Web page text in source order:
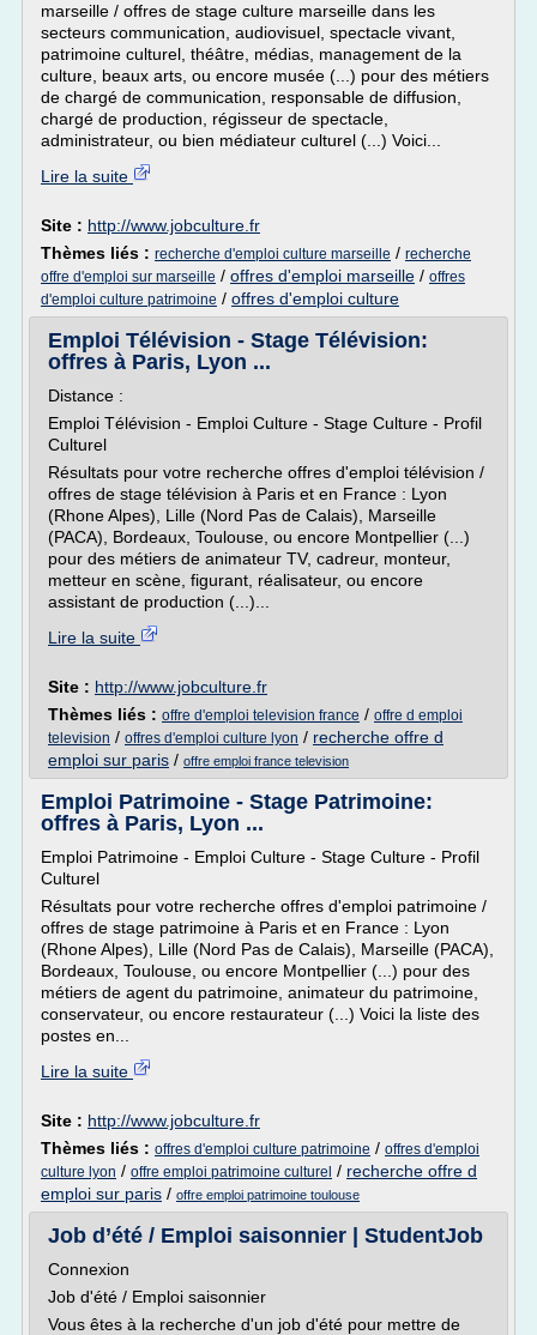
marseille / offres de stage culture marseille dans les
secteurs communication, audiovisuel, spectacle vivant,
patrimoine culturel, théâtre, médias, management de la
culture, beaux arts, ou encore musée (...) pour des métiers
de chargé de communication, responsable de diffusion,
chargé de production, régisseur de spectacle,
administrateur, ou bien médiateur culturel (...) Voici...
Lire la suite
Site : http://www.jobculture.fr
Thèmes liés : recherche d'emploi culture marseille / recherche
offre d'emploi sur marseille / offres d'emploi marseille / offres
d'emploi culture patrimoine / offres d'emploi culture
Emploi Télévision - Stage Télévision:
offres à Paris, Lyon ...
Distance :
Emploi Télévision - Emploi Culture - Stage Culture - Profil
Culturel
Résultats pour votre recherche offres d'emploi télévision /
offres de stage télévision à Paris et en France : Lyon
(Rhone Alpes), Lille (Nord Pas de Calais), Marseille
(PACA), Bordeaux, Toulouse, ou encore Montpellier (...)
pour des métiers de animateur TV, cadreur, monteur,
metteur en scène, figurant, réalisateur, ou encore
assistant de production (...)...
Lire la suite
Site : http://www.jobculture.fr
Thèmes liés : offre d'emploi television france / offre d emploi
television / offres d'emploi culture lyon / recherche offre d
emploi sur paris / offre emploi france television
Emploi Patrimoine - Stage Patrimoine:
offres à Paris, Lyon ...
Emploi Patrimoine - Emploi Culture - Stage Culture - Profil
Culturel
Résultats pour votre recherche offres d'emploi patrimoine /
offres de stage patrimoine à Paris et en France : Lyon
(Rhone Alpes), Lille (Nord Pas de Calais), Marseille (PACA),
Bordeaux, Toulouse, ou encore Montpellier (...) pour des
métiers de agent du patrimoine, animateur du patrimoine,
conservateur, ou encore restaurateur (...) Voici la liste des
postes en...
Lire la suite
Site : http://www.jobculture.fr
Thèmes liés : offres d'emploi culture patrimoine / offres d'emploi
culture lyon / offre emploi patrimoine culturel / recherche offre d
emploi sur paris / offre emploi patrimoine toulouse
Job d’été / Emploi saisonnier | StudentJob
Connexion
Job d'été / Emploi saisonnier
Vous êtes à la recherche d'un job d'été pour mettre de